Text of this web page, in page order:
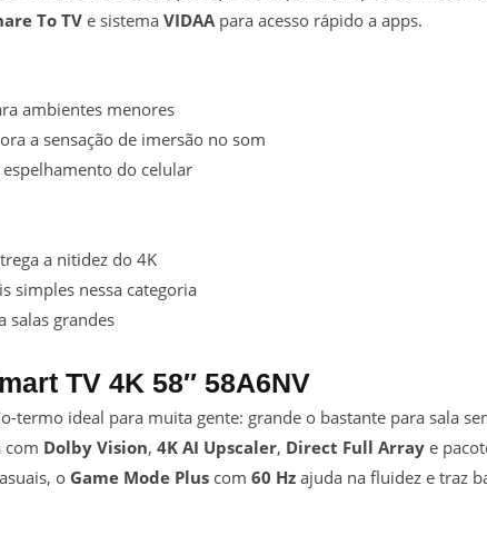
To TV e sistema VIDAApara acesso rápido a apps.
ambientes menores
a sensação de imersão no som
do celular
a nitidez do 4K
simples nessa categoria
salas grandes
TV 4K 58″ 58A6NV
termo ideal para muita gente: grande o bastante para sala
com Dolby Vision, 4K AI Upscaler, Direct Full Array e
o Game Mode Plus com 60 Hz ajuda na fluidez e traz